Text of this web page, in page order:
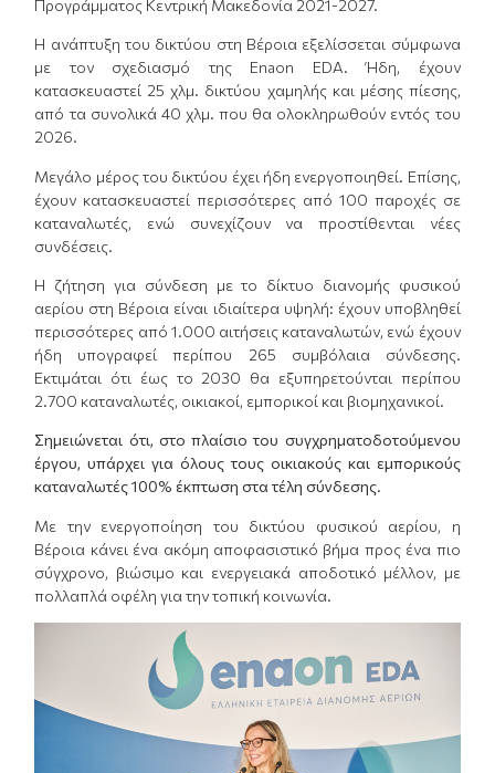
Προγράμματος Κεντρική Μακεδονία 2021-2027.
Η ανάπτυξη του δικτύου στη Βέροια εξελίσσεται σύμφωνα
με τον σχεδιασμό της Enaon EDA. Ήδη, έχουν
κατασκευαστεί 25 χλμ. δικτύου χαμηλής και μέσης πίεσης,
από τα συνολικά 40 χλμ. που θα ολοκληρωθούν εντός του
2026.
Μεγάλο μέρος του δικτύου έχει ήδη ενεργοποιηθεί. Επίσης,
έχουν κατασκευαστεί περισσότερες από 100 παροχές σε
καταναλωτές, ενώ συνεχίζουν να προστίθενται νέες
συνδέσεις.
Η ζήτηση για σύνδεση με το δίκτυο διανομής φυσικού
αερίου στη Βέροια είναι ιδιαίτερα υψηλή: έχουν υποβληθεί
περισσότερες από 1.000 αιτήσεις καταναλωτών, ενώ έχουν
ήδη υπογραφεί περίπου 265 συμβόλαια σύνδεσης.
Εκτιμάται ότι έως το 2030 θα εξυπηρετούνται περίπου
2.700 καταναλωτές, οικιακοί, εμπορικοί και βιομηχανικοί.
Σημειώνεται ότι, στο πλαίσιο του συγχρηματοδοτούμενου
έργου, υπάρχει για όλους τους οικιακούς και εμπορικούς
καταναλωτές 100% έκπτωση στα τέλη σύνδεσης.
Με την ενεργοποίηση του δικτύου φυσικού αερίου, η
Βέροια κάνει ένα ακόμη αποφασιστικό βήμα προς ένα πιο
σύγχρονο, βιώσιμο και ενεργειακά αποδοτικό μέλλον, με
πολλαπλά οφέλη για την τοπική κοινωνία.